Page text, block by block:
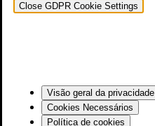
Close GDPR Cookie Settings
Visão geral da privacidade
Cookies Necessários
Política de cookies